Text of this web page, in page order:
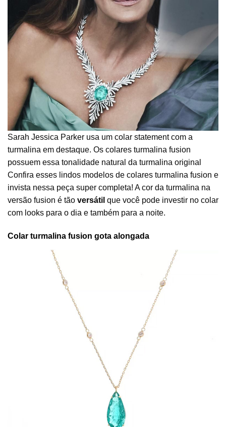
Sarah Jessica Parker usa um colar statement com a
turmalina em destaque. Os colares turmalina fusion
possuem essa tonalidade natural da turmalina original
Confira esses lindos modelos de colares turmalina fusion e
invista nessa peça super completa! A cor da turmalina na
versão fusion é tão versátil que você pode investir no colar
com looks para o dia e também para a noite.
Colar turmalina fusion gota alongada